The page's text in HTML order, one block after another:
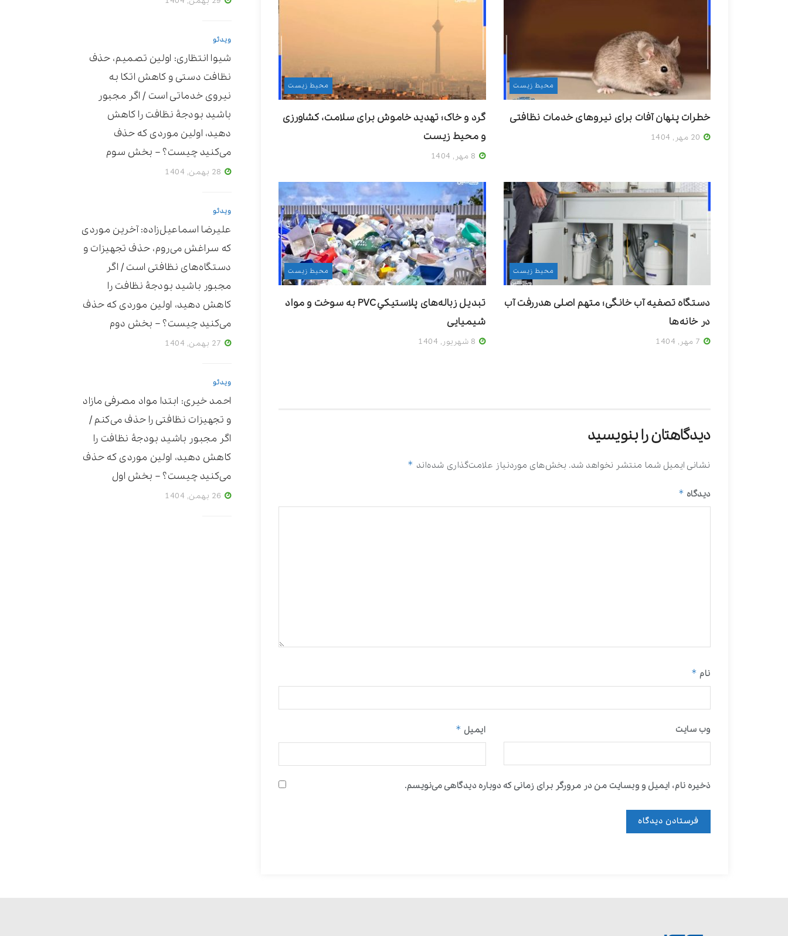
محیط زیست
خطرات پنهان آفات برای نیروهای خدمات نظافتی
محیط زیست
گرد و خاک؛ تهدید خاموش برای سلامت، کشاورزی
و محیط زیست
محیط زیست
دستگاه تصفیه آب خانگی؛ متهم اصلی هدررفت آب
در خانه‌ها
محیط زیست
تبدیل زباله‌های پلاستیکیِ PVC به سوخت و مواد
شیمیایی
دیدگاهتان را بنویسید
نشانی ایمیل شما منتشر نخواهد شد. بخش‌های موردنیاز علامت‌گذاری شده‌اند *
دیدگاه *
نام *
ایمیل * وب‌ سایت
ذخیره نام، ایمیل و وبسایت من در مرورگر برای زمانی که دوباره دیدگاهی می‌نویسم.
ویدئو
شیوا انتظاری: اولین تصمیم، حذف
نظافت دستی و کاهش اتکا به
نیروی خدماتی است / اگر مجبور
باشید بودجۀ نظافت را کاهش
دهید، اولین موردی که حذف
می‌کنید چیست؟ – بخش سوم
ویدئو
علیرضا اسماعیل‌زاده: آخرین موردی
که سراغش می‌روم، حذف تجهیزات و
دستگاه‌های نظافتی است / اگر
مجبور باشید بودجۀ نظافت را
کاهش دهید، اولین موردی که حذف
می‌کنید چیست؟ – بخش دوم
ویدئو
احمد خیری: ابتدا مواد مصرفی مازاد
و تجهیزات نظافتی را حذف می‌کنم /
اگر مجبور باشید بودجۀ نظافت را
کاهش دهید، اولین موردی که حذف
می‌کنید چیست؟ – بخش اول